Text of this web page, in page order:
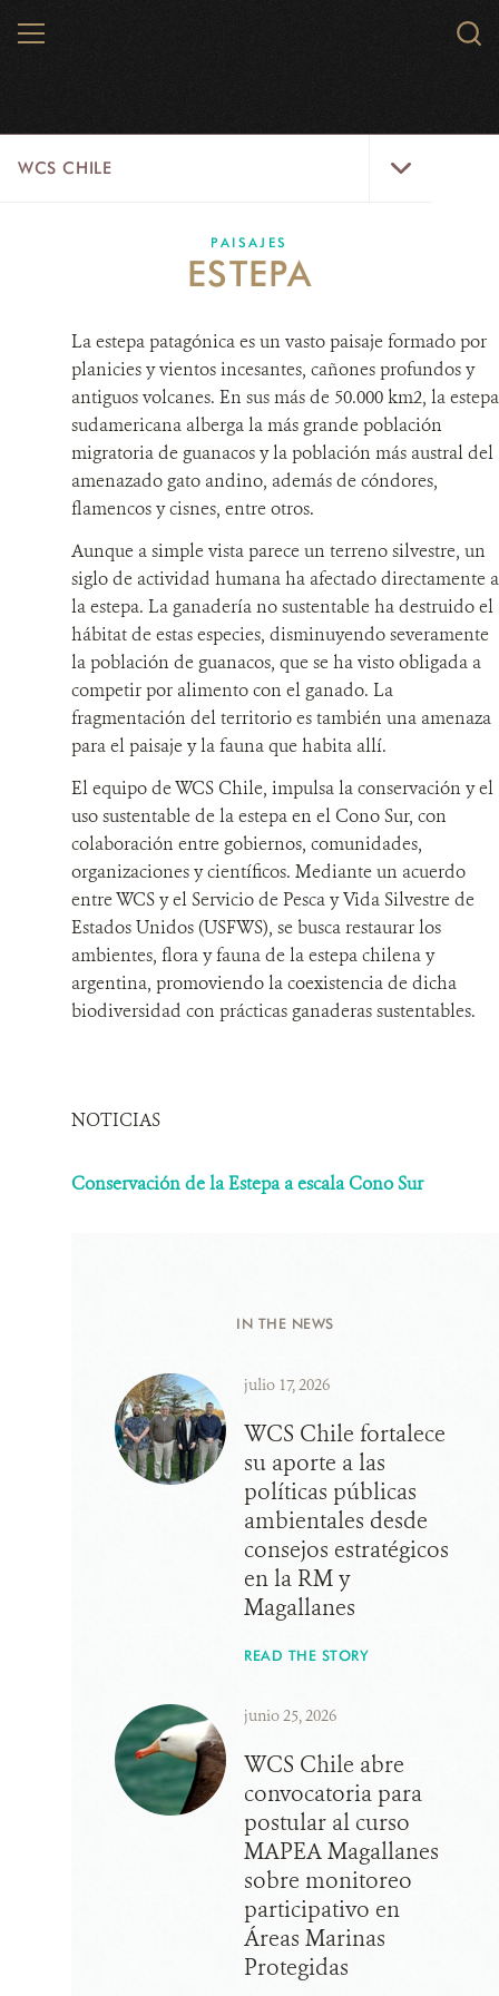
MENU
WCS CHILE
INICIO
NOTICIAS
PAISAJES
PARQUE KARUKINKA
ESPECIES
SOLUCIONES
NOSOTROS
MECANISMO DE ATENCIÓN DE QUEJAS Y RECLAMOS
DONA
PAISAJES
ESTEPA
La estepa patagónica es un vasto paisaje formado por
planicies y vientos incesantes, cañones profundos y
antiguos volcanes. En sus más de 50.000 km2, la estepa
sudamericana alberga la más grande población
migratoria de guanacos y la población más austral del
amenazado gato andino, además de cóndores,
flamencos y cisnes, entre otros.
Aunque a simple vista parece un terreno silvestre, un
siglo de actividad humana ha afectado directamente a
la estepa. La ganadería no sustentable ha destruido el
hábitat de estas especies, disminuyendo severamente
la población de guanacos, que se ha visto obligada a
competir por alimento con el ganado. La
fragmentación del territorio es también una amenaza
para el paisaje y la fauna que habita allí.
El equipo de WCS Chile, impulsa la conservación y el
uso sustentable de la estepa en el Cono Sur, con
colaboración entre gobiernos, comunidades,
organizaciones y científicos. Mediante un acuerdo
entre WCS y el Servicio de Pesca y Vida Silvestre de
Estados Unidos (USFWS), se busca restaurar los
ambientes, flora y fauna de la estepa chilena y
argentina, promoviendo la coexistencia de dicha
biodiversidad con prácticas ganaderas sustentables.
NOTICIAS
Conservación de la Estepa a escala Cono Sur
IN THE NEWS
julio 17, 2026
WCS Chile fortalece
su aporte a las
políticas públicas
ambientales desde
consejos estratégicos
en la RM y
Magallanes
READ THE STORY
junio 25, 2026
WCS Chile abre
convocatoria para
postular al curso
MAPEA Magallanes
sobre monitoreo
participativo en
Áreas Marinas
Protegidas